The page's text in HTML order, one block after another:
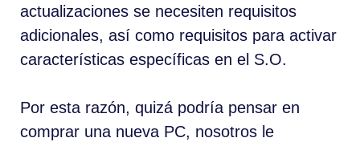
actualizaciones se necesiten requisitos
adicionales, así como requisitos para activar
características específicas en el S.O.
Por esta razón, quizá podría pensar en
comprar una nueva PC, nosotros le